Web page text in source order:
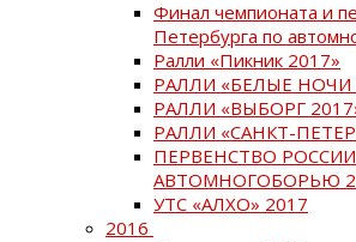
Финал чемпионата и
Петербурга по
Ралли «Пикник 2017»
РАЛЛИ «БЕЛЫЕ НОЧИ
РАЛЛИ «ВЫБОРГ
РАЛЛИ «САНКТ-
ПЕРВЕНСТВО
АВТОМНОГОБОРЬЮ
УТС «АЛХО» 2017
2016